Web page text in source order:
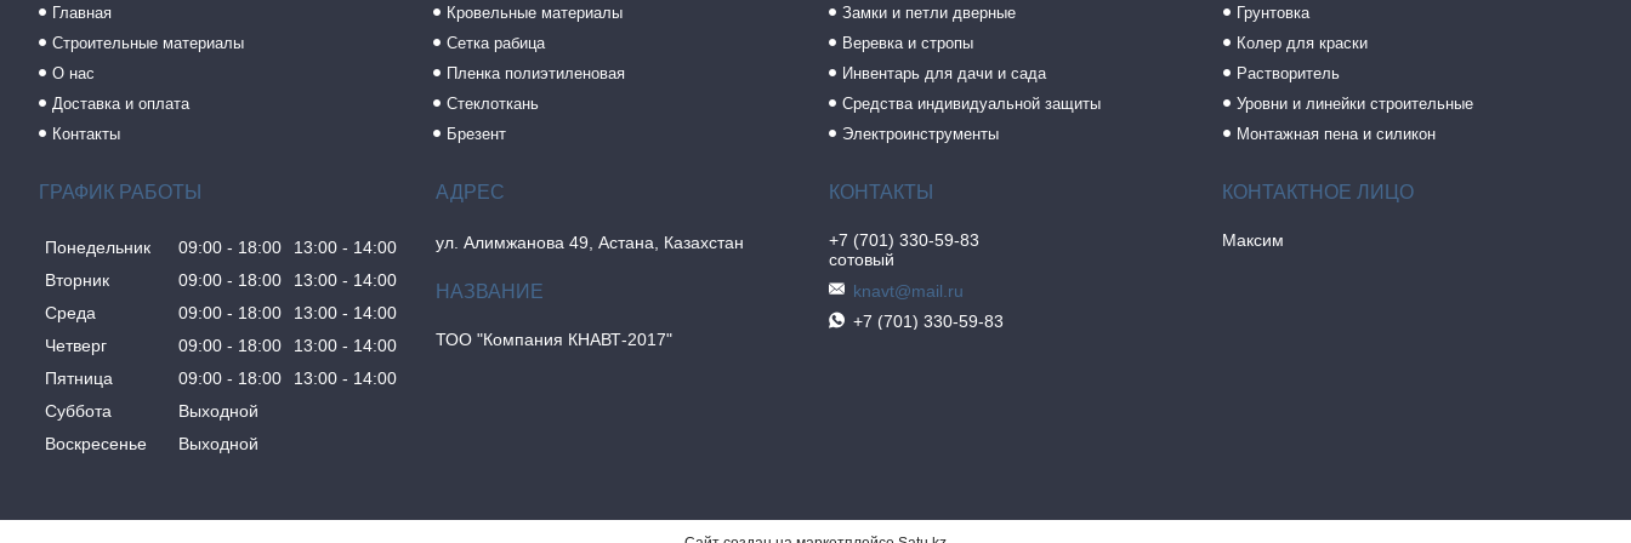
Главная
Строительные материалы
О нас
Доставка и оплата
Контакты
Кровельные материалы
Сетка рабица
Пленка полиэтиленовая
Стеклоткань
Брезент
Замки и петли дверные
Веревка и стропы
Инвентарь для дачи и сада
Средства индивидуальной защиты
Электроинструменты
Грунтовка
Колер для краски
Растворитель
Уровни и линейки строительные
Монтажная пена и силикон
ГРАФИК РАБОТЫ
Понедельник 09:00 18:00 13:00
14:00
Вторник
09:00 18:00 13:00
14:00
Среда
09:00 18:00 13:00
14:00
Четверг
09:00 18:00 13:00
14:00
Пятница
09:00 18:00 13:00
14:00
Суббота
Выходной
Воскресенье
Выходной
ул. Алимжанова 49, Астана, Казахстан
ТОО "Компания КНАВТ-2017"
+7 (701) 330-59-83
сотовый
knavt@mail.ru
+7 (701) 330-59-83
Максим